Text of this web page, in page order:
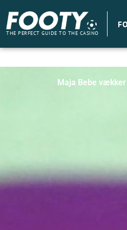
indholdet
THE PERFECT GUIDE TO THE CASINO
Maja Bebe